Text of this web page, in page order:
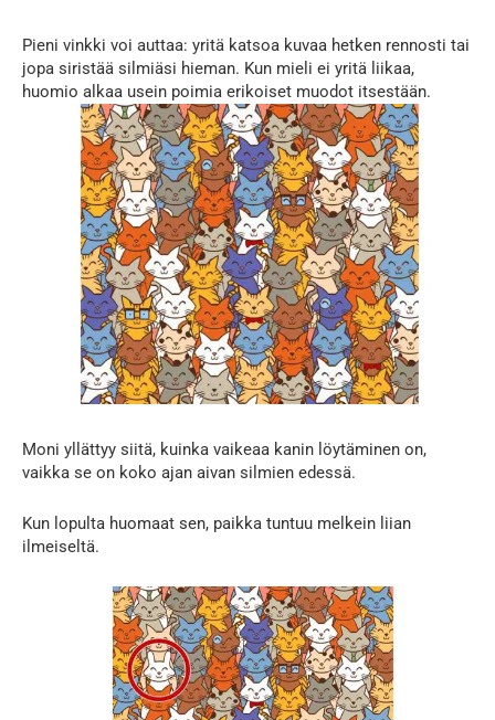
Pieni vinkki voi auttaa: yritä katsoa kuvaa hetken rennosti tai
jopa siristää silmiäsi hieman. Kun mieli ei yritä liikaa,
huomio alkaa usein poimia erikoiset muodot itsestään.
Moni yllättyy siitä, kuinka vaikeaa kanin löytäminen on,
vaikka se on koko ajan aivan silmien edessä.
Kun lopulta huomaat sen, paikka tuntuu melkein liian
ilmeiseltä.